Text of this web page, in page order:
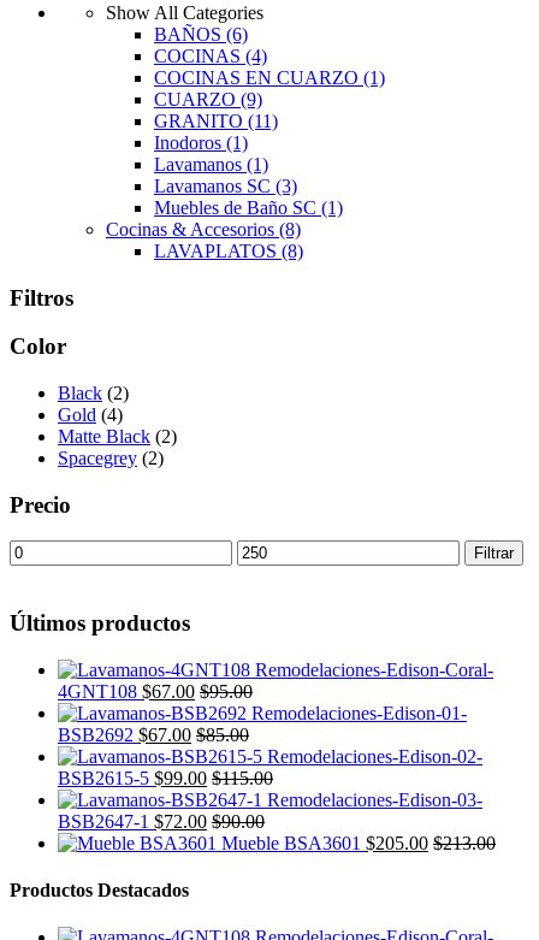
Show All Categories
BAÑOS (6)
COCINAS (4)
COCINAS EN CUARZO (1)
CUARZO (9)
GRANITO (11)
Inodoros (1)
Lavamanos (1)
Lavamanos SC (3)
Muebles de Baño SC (1)
Cocinas & Accesorios (8)
LAVAPLATOS (8)
Filtros
Color
Black (2)
Gold (4)
Matte Black (2)
Spacegrey (2)
Precio
Precio
mínimo
Precio
máximo
Filtrar
Últimos productos
4GNT108 $67.00 $95.00
BSB2692 $67.00 $85.00
BSB2615-5 $99.00 $115.00
BSB2647-1 $72.00 $90.00
Mueble BSA3601 $205.00 $213.00
Productos Destacados